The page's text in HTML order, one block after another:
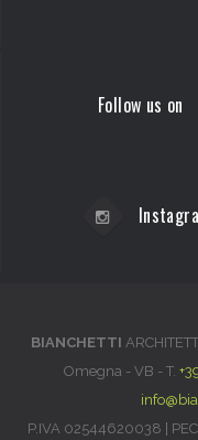
Follow us on
BIANCHETTI
Omegna - VB - T.
P.IVA 02544620038 |